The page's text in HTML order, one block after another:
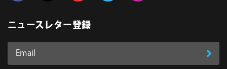
ニュースレター登録
Email
登